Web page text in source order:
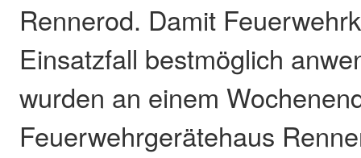
Rennerod. Damit
Einsatzfall bestmöglich
wurden an einem
Feuerwehrgerätehaus